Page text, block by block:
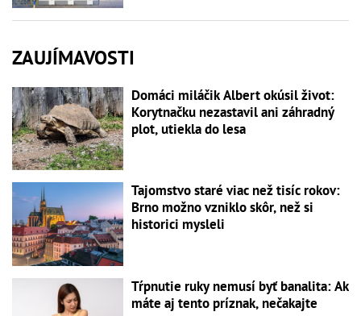
ZAUJÍMAVOSTI
Domáci miláčik Albert okúsil život:
Korytnačku nezastavil ani záhradný
plot, utiekla do lesa
Tajomstvo staré viac než tisíc rokov:
Brno možno vzniklo skôr, než si
historici mysleli
Tŕpnutie ruky nemusí byť banalita: Ak
máte aj tento príznak, nečakajte